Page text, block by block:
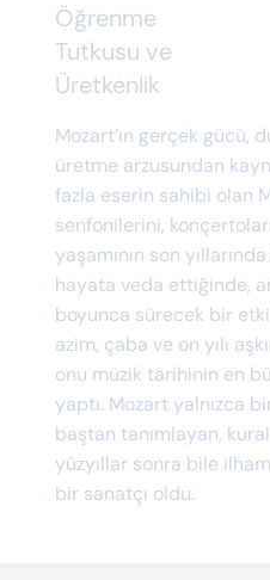
Öğrenme
Tutkusu ve
Üretkenlik
Mozart’ın gerçek gücü,
üretme arzusundan
fazla eserin sahibi olan
senfonilerini,
yaşamının son
hayata veda ettiğinde,
boyunca sürecek bir etki
azim, çaba ve on yılı
onu müzik tarihinin en
yaptı. Mozart yalnızca
baştan tanımlayan,
yüzyıllar sonra bile
bir sanatçı oldu.